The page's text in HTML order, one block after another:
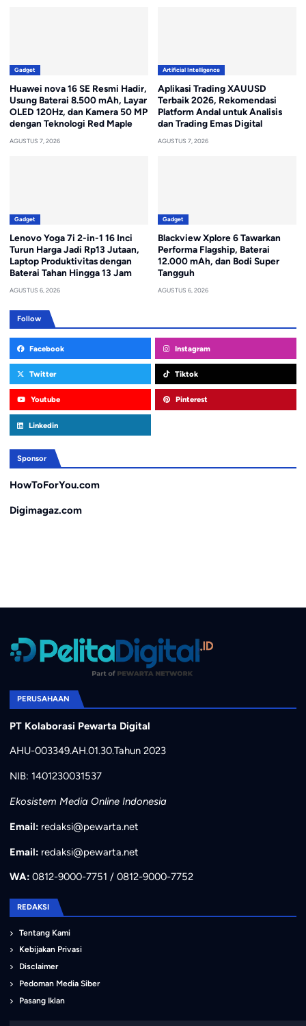
Gadget
Huawei nova 16 SE Resmi Hadir,
Usung Baterai 8.500 mAh, Layar
OLED 120Hz, dan Kamera 50 MP
dengan Teknologi Red Maple
AGUSTUS 7, 2026
Artificial Intelligence
Aplikasi Trading XAUUSD
Terbaik 2026, Rekomendasi
Platform Andal untuk Analisis
dan Trading Emas Digital
AGUSTUS 7, 2026
Gadget
Lenovo Yoga 7i 2-in-1 16 Inci
Turun Harga Jadi Rp13 Jutaan,
Laptop Produktivitas dengan
Baterai Tahan Hingga 13 Jam
AGUSTUS 6, 2026
Gadget
Blackview Xplore 6 Tawarkan
Performa Flagship, Baterai
12.000 mAh, dan Bodi Super
Tangguh
AGUSTUS 6, 2026
Follow
Facebook Instagram
Twitter Tiktok
Youtube Pinterest
Linkedin
Sponsor
HowToForYou.com
Digimagaz.com
PERUSAHAAN
PT Kolaborasi Pewarta Digital
AHU-003349.AH.01.30.Tahun 2023
NIB: 1401230031537
Ekosistem Media Online Indonesia
Email: redaksi@pewarta.net
Email: redaksi@pewarta.net
WA:0812-9000-7751 / 0812-9000-7752
REDAKSI
Tentang Kami
Kebijakan Privasi
Disclaimer
Pedoman Media Siber
Pasang Iklan